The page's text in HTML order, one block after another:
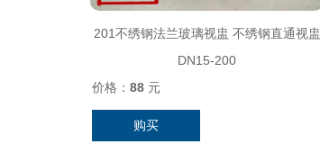
201不绣钢法兰玻璃视盅 不绣钢直通视盅
DN15-200
价格： 88 元
购买